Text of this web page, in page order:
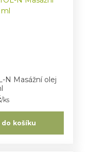
N Masážní olej
/ks
košíku